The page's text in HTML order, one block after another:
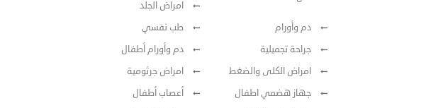
امراض الجلد
دم وأورام
طب نفسي
جراحة تجميلية
دم وأورام أطفال
امراض الكلى والضغط
امراض جرثومية
جهاز هضمي اطفال
أعصاب أطفال